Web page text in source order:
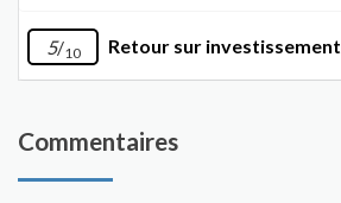
5/10 Retour sur investissement
Commentaires